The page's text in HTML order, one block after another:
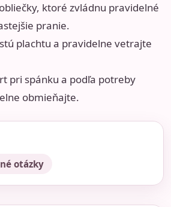
ktoré zvládnu pravidelné
pranie.
plachtu a pravidelne vetrajte
pri spánku a podľa potreby
obmieňajte.
otázky